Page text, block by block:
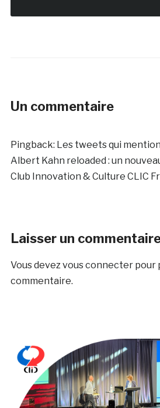
Un commentaire
Pingback: Les tweets qui
Albert Kahn reloaded : un
Club Innovation & Culture CLIC
Laisser un
Vous devez vous connecterpour
commentaire.